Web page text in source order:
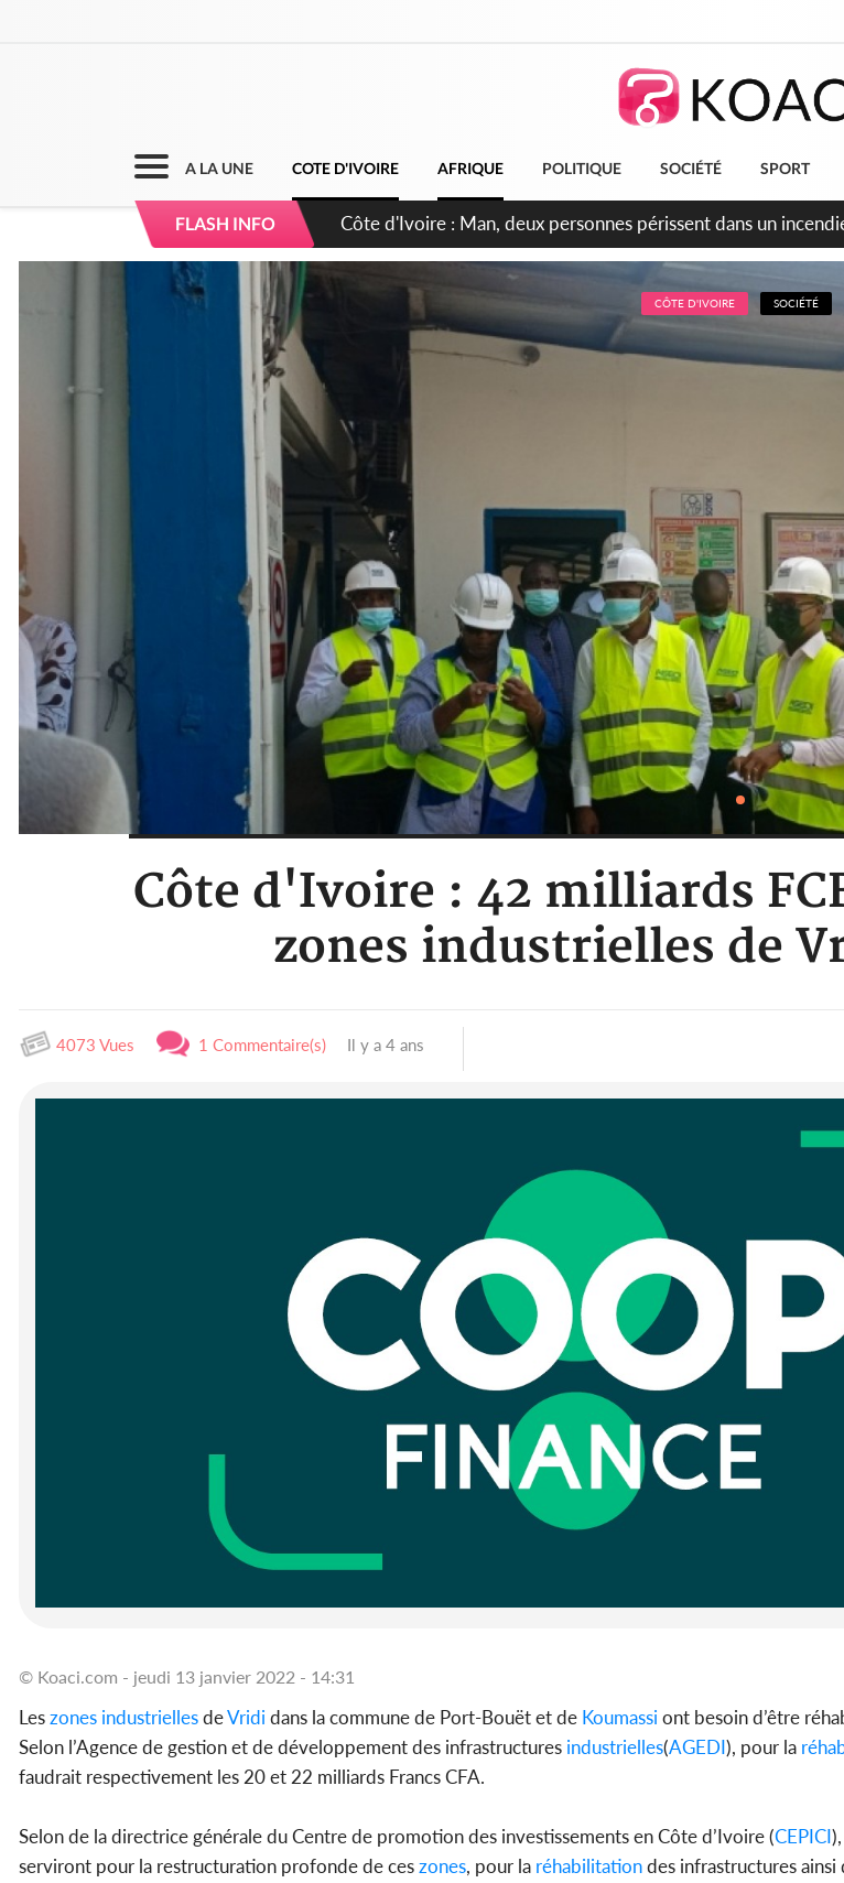
A LA UNE COTE D'IVOIRE AFRIQUE POLITIQUE SOCIÉTÉ SPORT
FLASH INFO
Côte d'Ivoire : Séileu, la célébration de la fête nationale
dépigmentants dangereux
CÔTE D'IVOIRE SOCIÉTÉ
Côte d'Ivoire : 42 milliards
zones industrielles de
4073 Vues 1 Commentaire(s) Il y a 4 ans
© Koaci.com - jeudi 13 janvier 2022 - 14:31
Leszones industriellesdeVridi dans la commune de Port-Bouët et de Koumassi ont besoin d’être
Selon l’Agence de gestion et de développement des infrastructures industrielles(AGEDI), pour la
faudrait respectivement les 20 et 22 milliards Francs CFA.
Selon de la directrice générale du Centre de promotion des investissements en Côte d’Ivoire (CEPICI),
serviront pour la restructuration profonde de ceszones, pour la réhabilitationdes infrastructures ainsi